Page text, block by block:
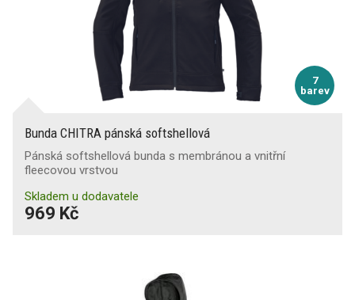
7
barev
Bunda CHITRA pánská softshellová
Pánská softshellová bunda s membránou a vnitřní
fleecovou vrstvou
Skladem u dodavatele
969 Kč